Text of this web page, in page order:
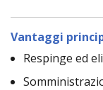
Vantaggi
Respinge ed